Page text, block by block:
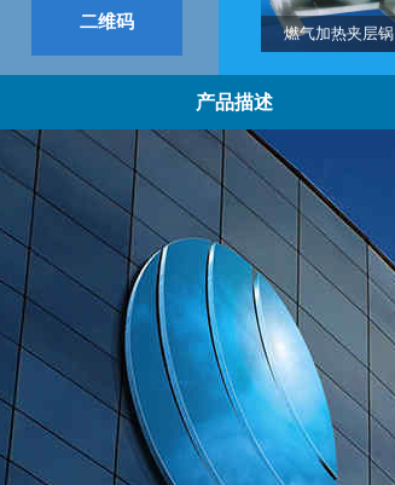
二维码
燃气加热夹层锅
产品描述